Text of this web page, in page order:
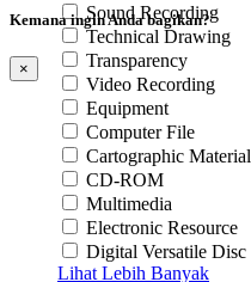
Sound Recording
Technical Drawing
Transparency
Video Recording
Equipment
Computer File
Cartographic Material
CD-ROM
Multimedia
Electronic Resource
Digital Versatile Disc
Lihat Lebih Banyak
Kemana ingin Anda bagikan?
×